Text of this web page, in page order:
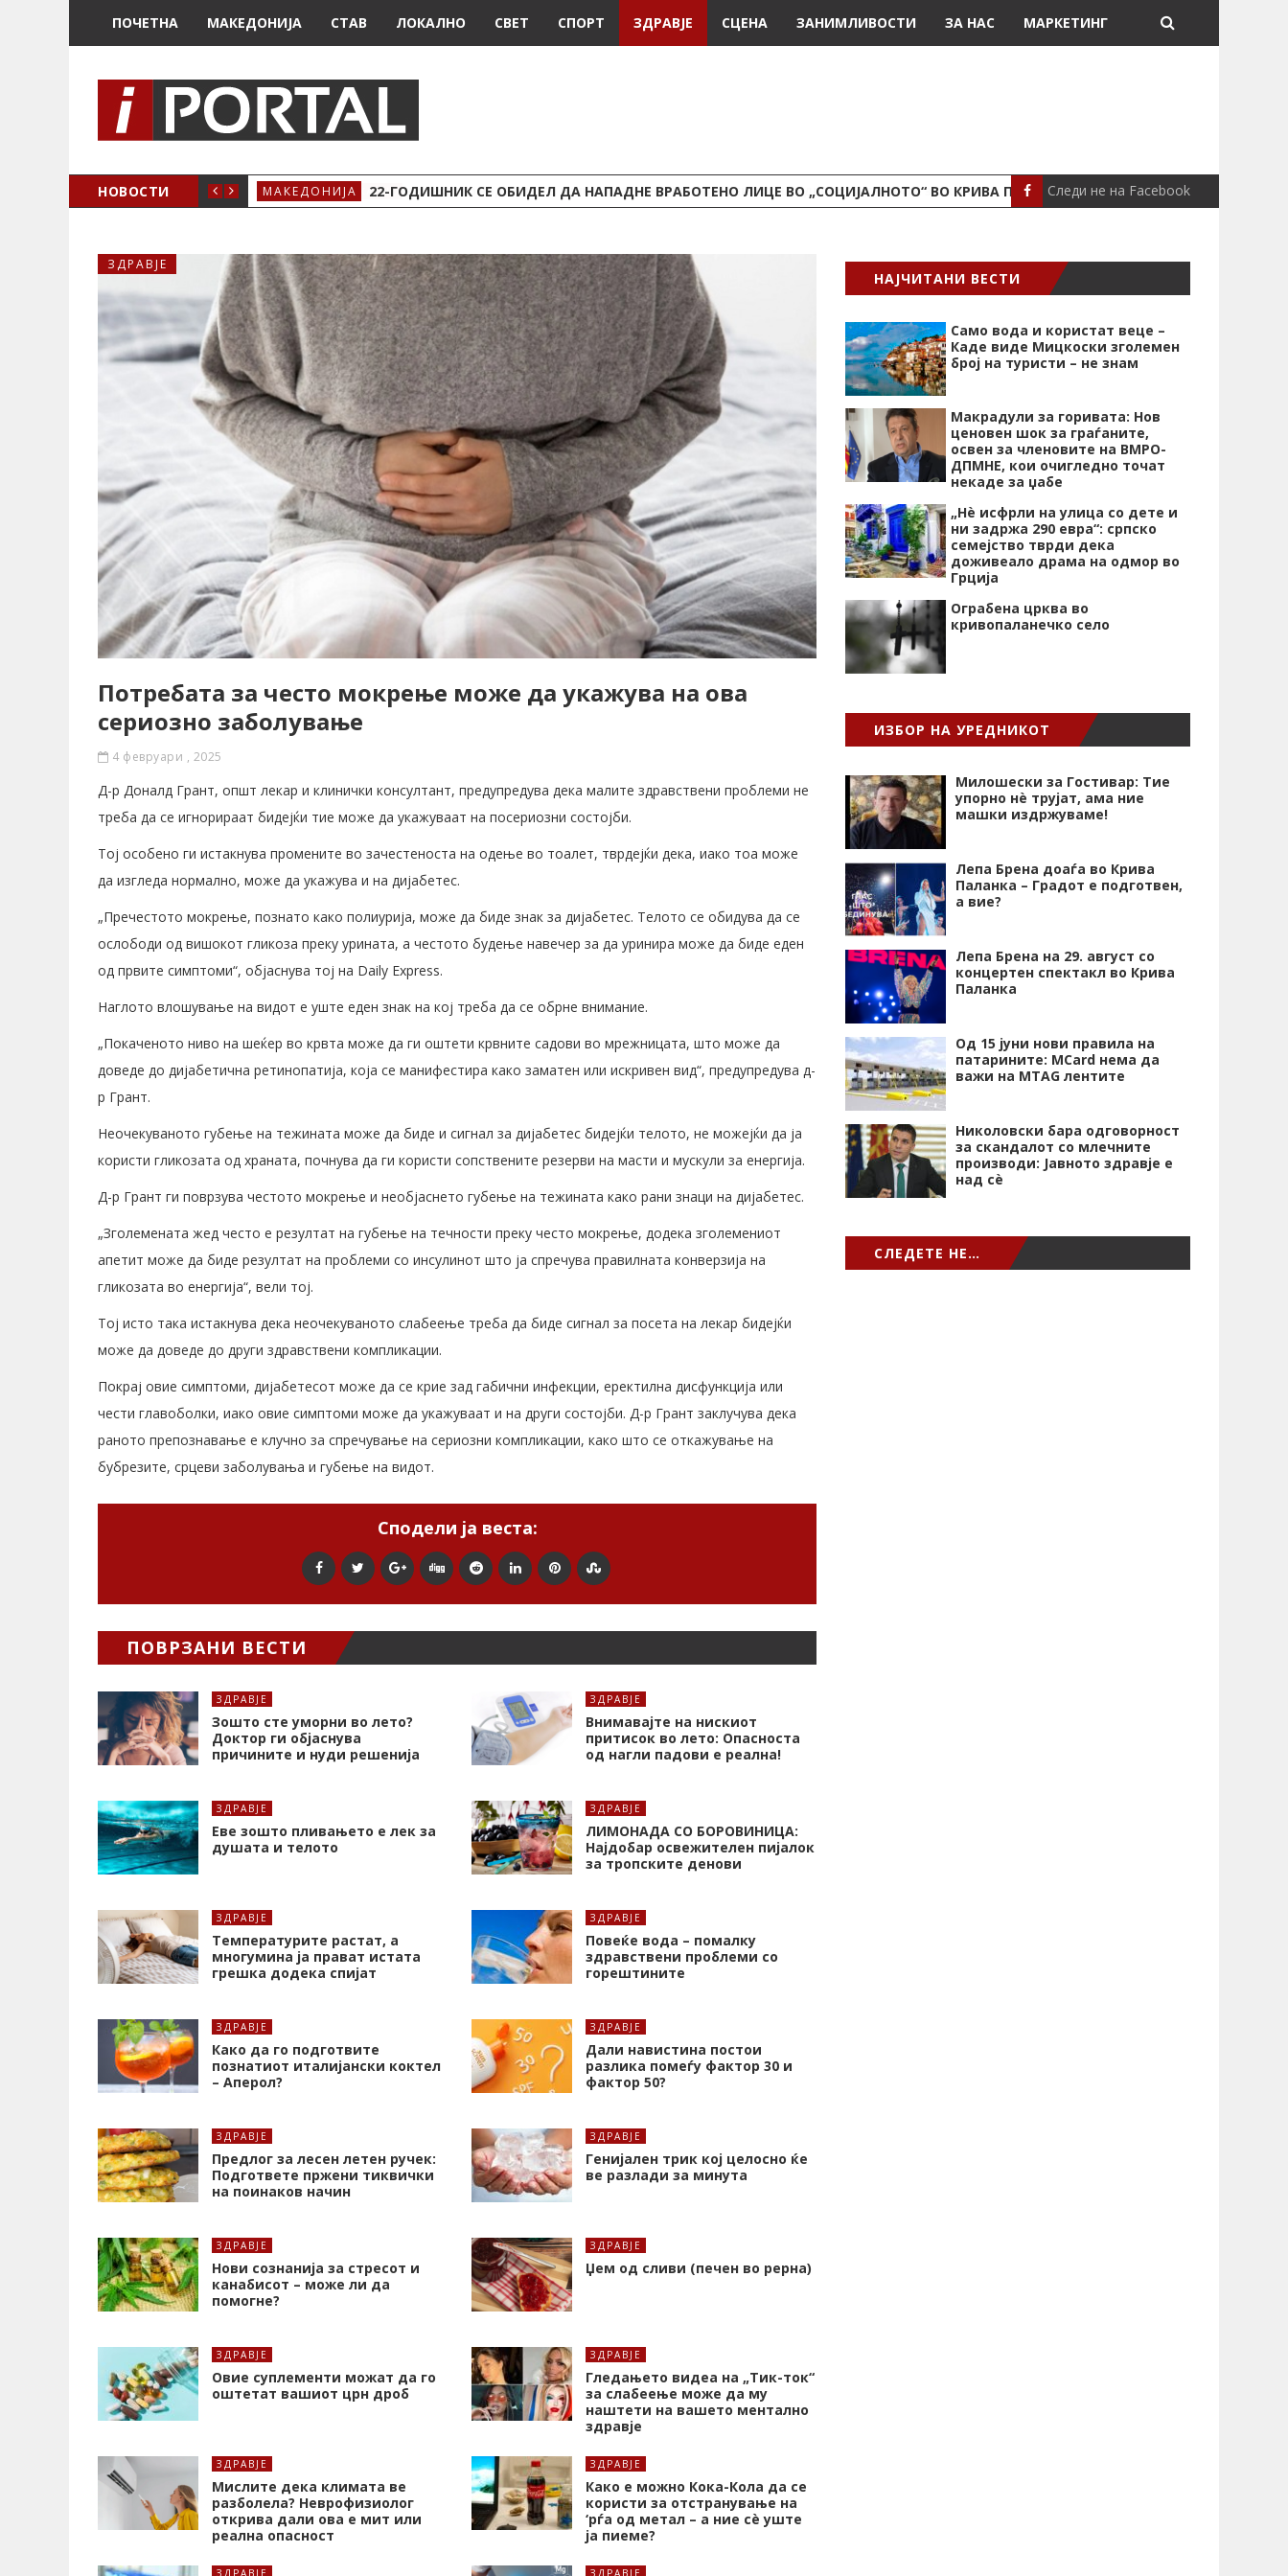
ПОЧЕТНА МАКЕДОНИЈА СТАВ ЛОКАЛНО СВЕТ СПОРТ ЗДРАВЈЕ СЦЕНА ЗАНИМЛИВОСТИ ЗА НАС МАРКЕТИНГ
НОВОСТИ
ЖЕНСКО ЗДРАВЈЕ ВО КРИВА ПАЛАНКА МАКЕДОНИЈА 22-ГОДИШНИК СЕ ОБИДЕЛ ДА НАПАДНЕ ВРАБОТЕНО ЛИЦЕ ВО „СОЦИЈАЛНОТО“ ВО КРИВА ПАЛАНКА ЛОКАЛНО ПОЖАР ВО
Следи не на Facebook
ЗДРАВЈЕ
Потребата за често мокрење може да укажува на ова
сериозно заболување
4 февруари , 2025
Д-р Доналд Грант, општ лекар и клинички консултант, предупредува дека малите здравствени проблеми не
треба да се игнорираат бидејќи тие може да укажуваат на посериозни состојби.
Тој особено ги истакнува промените во зачестеноста на одење во тоалет, тврдејќи дека, иако тоа може
да изгледа нормално, може да укажува и на дијабетес.
„Пречестото мокрење, познато како полиурија, може да биде знак за дијабетес. Телото се обидува да се
ослободи од вишокот гликоза преку урината, а честото будење навечер за да уринира може да биде еден
од првите симптоми“, објаснува тој на Daily Express.
Наглото влошување на видот е уште еден знак на кој треба да се обрне внимание.
„Покаченото ниво на шеќер во крвта може да ги оштети крвните садови во мрежницата, што може да
доведе до дијабетична ретинопатија, која се манифестира како заматен или искривен вид“, предупредува д-
р Грант.
Неочекуваното губење на тежината може да биде и сигнал за дијабетес бидејќи телото, не можејќи да ја
користи гликозата од храната, почнува да ги користи сопствените резерви на масти и мускули за енергија.
Д-р Грант ги поврзува честото мокрење и необјаснето губење на тежината како рани знаци на дијабетес.
„Зголемената жед често е резултат на губење на течности преку често мокрење, додека зголемениот
апетит може да биде резултат на проблеми со инсулинот што ја спречува правилната конверзија на
гликозата во енергија“, вели тој.
Тој исто така истакнува дека неочекуваното слабеење треба да биде сигнал за посета на лекар бидејќи
може да доведе до други здравствени компликации.
Покрај овие симптоми, дијабетесот може да се крие зад габични инфекции, еректилна дисфункција или
чести главоболки, иако овие симптоми може да укажуваат и на други состојби. Д-р Грант заклучува дека
раното препознавање е клучно за спречување на сериозни компликации, како што се откажување на
бубрезите, срцеви заболувања и губење на видот.
Сподели ја веста:
ПОВРЗАНИ ВЕСТИ
ЗДРАВЈЕ
Зошто сте уморни во лето?
Доктор ги објаснува
причините и нуди решенија
ЗДРАВЈЕ
Внимавајте на нискиот
притисок во лето: Опасноста
од нагли падови е реална!
ЗДРАВЈЕ
Еве зошто пливањето е лек за
душата и телото
ЗДРАВЈЕ
ЛИМОНАДА СО БОРОВИНИЦА:
Најдобар освежителен пијалок
за тропските денови
ЗДРАВЈЕ
Температурите растат, а
многумина ја прават истата
грешка додека спијат
ЗДРАВЈЕ
Повеќе вода – помалку
здравствени проблеми со
горештините
ЗДРАВЈЕ
Како да го подготвите
познатиот италијански коктел
– Аперол?
ЗДРАВЈЕ
Дали навистина постои
разлика помеѓу фактор 30 и
фактор 50?
ЗДРАВЈЕ
Предлог за лесен летен ручек:
Подгответе пржени тиквички
на поинаков начин
ЗДРАВЈЕ
Генијален трик кој целосно ќе
ве разлади за минута
ЗДРАВЈЕ
Нови сознанија за стресот и
канабисот – може ли да
помогне?
ЗДРАВЈЕ
Џем од сливи (печен во рерна)
ЗДРАВЈЕ
Oвие суплементи можат да го
оштетат вашиот црн дроб
ЗДРАВЈЕ
Гледањето видеа на „Тик-ток“
за слабеење може да му
наштети на вашето ментално
здравје
ЗДРАВЈЕ
Мислите дека климата ве
разболела? Неврофизиолог
открива дали ова е мит или
реална опасност
ЗДРАВЈЕ
Како е можно Кока-Кола да се
користи за отстранување на
‘рѓа од метал – а ние сè уште
ја пиеме?
ЗДРАВЈЕ ЗДРАВЈЕ
НАЈЧИТАНИ ВЕСТИ
Само вода и користат веце –
Каде виде Мицкоски зголемен
број на туристи – не знам
Макрадули за горивата: Нов
ценовен шок за граѓаните,
освен за членовите на ВМРО-
ДПМНЕ, кои очигледно точат
некаде за џабе
„Нѐ исфрли на улица со дете и
ни задржа 290 евра“: српско
семејство тврди дека
доживеало драма на одмор во
Грција
Ограбена црква во
кривопаланечко село
ИЗБОР НА УРЕДНИКОТ
Милошески за Гостивар: Тие
упорно нѐ трујат, ама ние
машки издржуваме!
Лепа Брена доаѓа во Крива
Паланка – Градот е подготвен,
а вие?
Лепа Брена на 29. август со
концертен спектакл во Крива
Паланка
Од 15 јуни нови правила на
патарините: MCard нема да
важи на MTAG лентите
Николовски бара одговорност
за скандалот со млечните
производи: Јавното здравје е
над сѐ
СЛЕДЕТЕ НЕ…